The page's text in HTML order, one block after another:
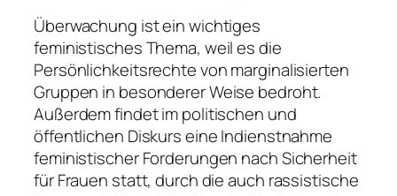
Überwachung ist ein wichtiges
feministisches Thema, weil es die
Persönlichkeitsrechte von marginalisierten
Gruppen in besonderer Weise bedroht.
Außerdem findet im politischen und
öffentlichen Diskurs eine Indienstnahme
feministischer Forderungen nach Sicherheit
für Frauen statt, durch die auch rassistische